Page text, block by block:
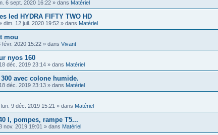
6 sept. 2020 16:22 » dans Matériel
led HYDRA FIFTY TWO HD
dim. 12 juil. 2020 19:52 » dans Matériel
mou
févr. 2020 15:22 » dans Vivant
nyos 160
déc. 2019 23:14 » dans Matériel
avec colone humide.
déc. 2019 23:13 » dans Matériel
lun. 9 déc. 2019 15:21 » dans Matériel
l, pompes, rampe T5...
nov. 2019 19:01 » dans Matériel